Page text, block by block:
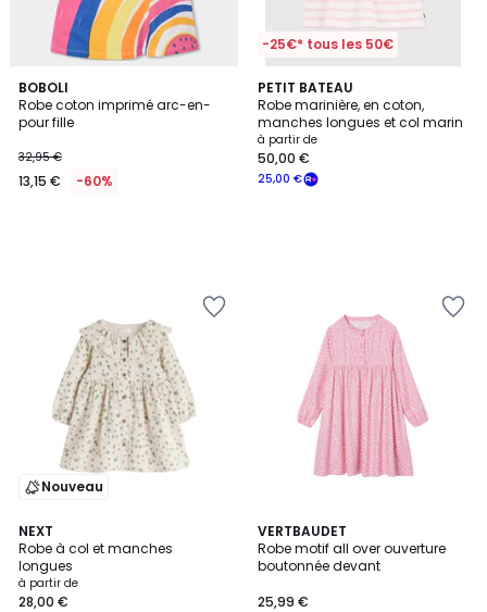
BOBOLI
Robe coton imprimé arc-en-
pour fille
32,95 €
13,15 € -60%
-25€* tous les 50€
PETIT BATEAU
Robe marinière, en coton,
manches longues et col marin
à partir de
25,00 €
50,00 €
Nouveau
NEXT
Robe à col et manches
longues
à partir de
28,00 €
VERTBAUDET
Robe motif all over ouverture
boutonnée devant
25,99 €
2
Couleurs